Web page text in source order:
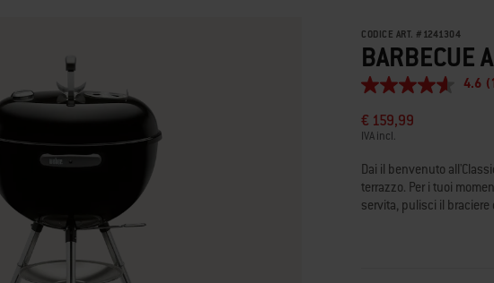
CODICE ART. # 1241304
BARBECUE
4.6
su
5
valore
di
valutazione
medio.
4.6
€ 159,99
IVA incl.
Dai il benvenuto
terrazzo. Per i tuoi
servita, pulisci il